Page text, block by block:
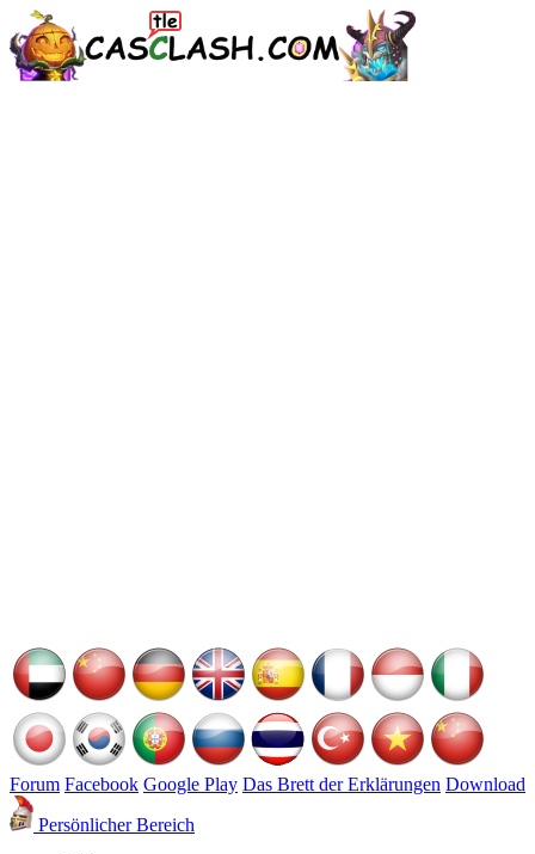
Forum Facebook Google Play Das Brett der Erklärungen Download
Persönlicher Bereich